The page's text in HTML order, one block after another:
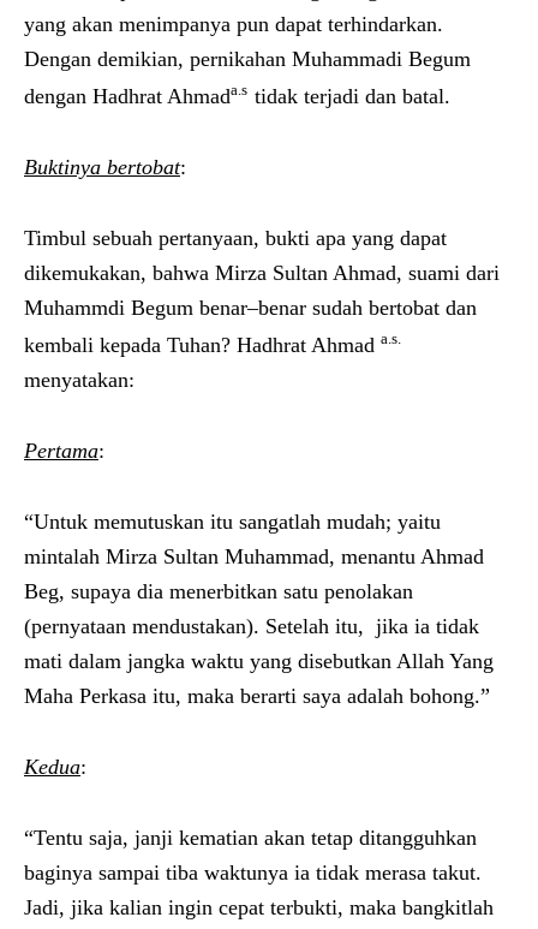
yang akan menimpanya pun dapat terhindarkan.
Dengan demikian, pernikahan Muhammadi Begum
dengan Hadhrat Ahmada.s tidak terjadi dan batal.
Buktinya bertobat:
Timbul sebuah pertanyaan, bukti apa yang dapat
dikemukakan, bahwa Mirza Sultan Ahmad, suami dari
Muhammdi Begum benar–benar sudah bertobat dan
kembali kepada Tuhan? Hadhrat Ahmad a.s.
menyatakan:
Pertama:
“Untuk memutuskan itu sangatlah mudah; yaitu
mintalah Mirza Sultan Muhammad, menantu Ahmad
Beg, supaya dia menerbitkan satu penolakan
(pernyataan mendustakan). Setelah itu, jika ia tidak
mati dalam jangka waktu yang disebutkan Allah Yang
Maha Perkasa itu, maka berarti saya adalah bohong.”
Kedua:
“Tentu saja, janji kematian akan tetap ditangguhkan
baginya sampai tiba waktunya ia tidak merasa takut.
Jadi, jika kalian ingin cepat terbukti, maka bangkitlah